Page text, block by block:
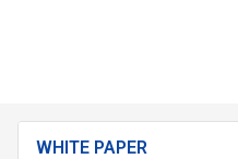
WHITE PAPER